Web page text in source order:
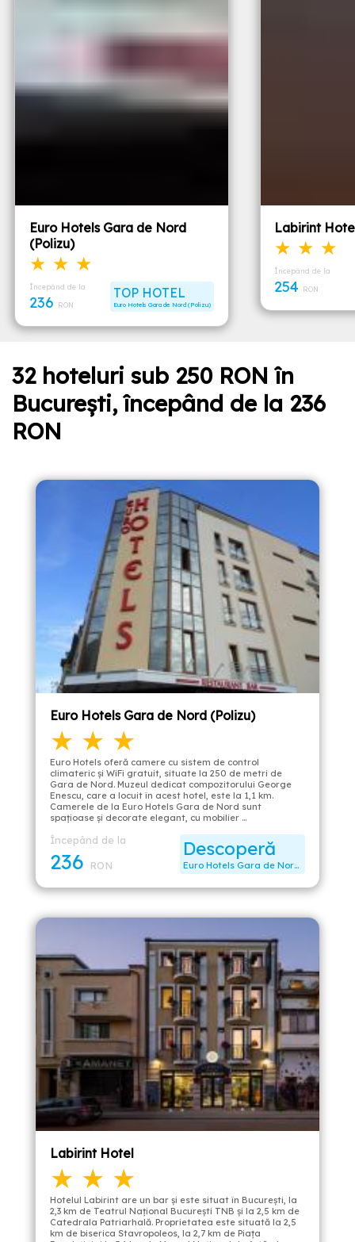
Euro Hotels Gara de Nord
(Polizu)
★ ★ ★
TOP HOTEL
Euro Hotels Gara de Nord (Polizu)
Începând de la
236 RON
Labirint
★ ★ ★
Începând de la
254 RON
32 hoteluri sub 250 RON în
București, începând de la 236
RON
Euro Hotels Gara de Nord (Polizu)
★ ★ ★
Euro Hotels oferă camere cu sistem de control
climateric și WiFi gratuit, situate la 250 de metri de
Gara de Nord. Muzeul dedicat compozitorului George
Enescu, care a locuit în acest hotel, este la 1,1 km.
Camerele de la Euro Hotels Gara de Nord sunt
spaţioase şi decorate elegant, cu mobilier …
Descoperă
Euro Hotels Gara de Nord (Polizu)
Începând de la
236 RON
Labirint Hotel
★ ★ ★
Hotelul Labirint are un bar și este situat în București, la
2,3 km de Teatrul Național București TNB și la 2,5 km de
Catedrala Patriarhală. Proprietatea este situată la 2,5
km de biserica Stavropoleos, la 2,7 km de Piața